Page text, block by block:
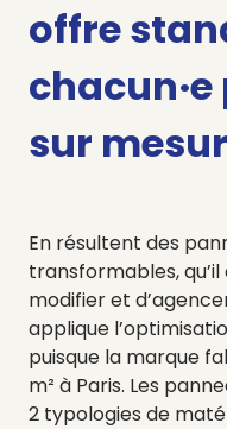
offre
sur
En résultent des
transformables,
modifier et
applique
puisque la marque
m² à Paris. Les
2 typologies de